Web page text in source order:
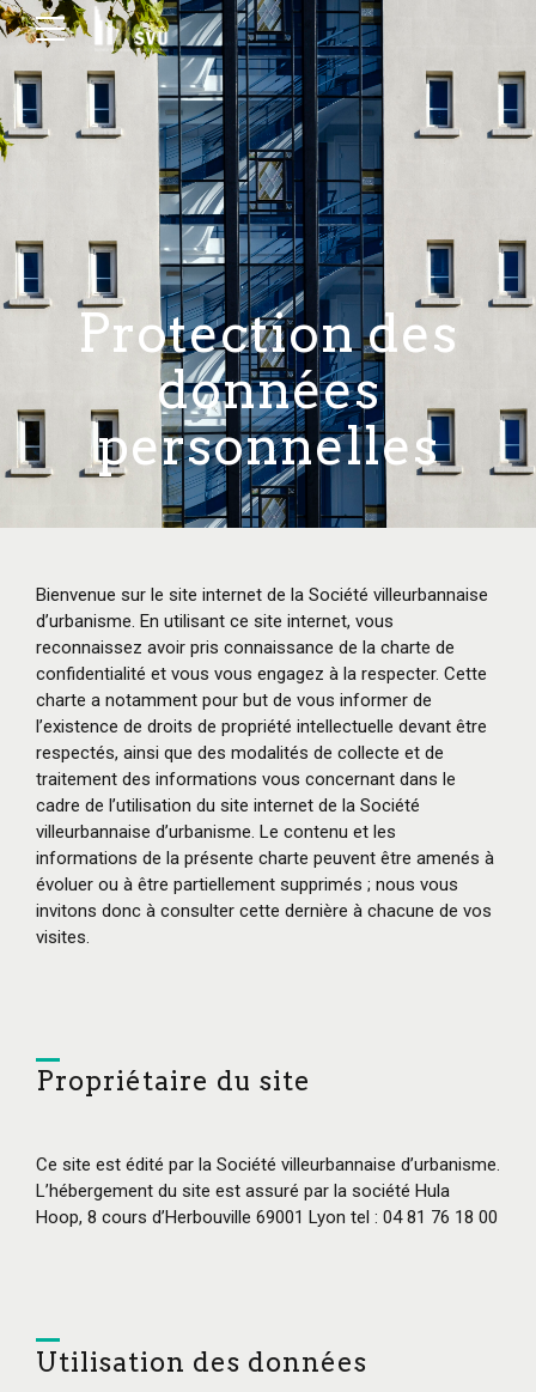
Protection des
données
personnelles
Bienvenue sur le site internet de la Société villeurbannaise
d’urbanisme. En utilisant ce site internet, vous
reconnaissez avoir pris connaissance de la charte de
confidentialité et vous vous engagez à la respecter. Cette
charte a notamment pour but de vous informer de
l’existence de droits de propriété intellectuelle devant être
respectés, ainsi que des modalités de collecte et de
traitement des informations vous concernant dans le
cadre de l’utilisation du site internet de la Société
villeurbannaise d’urbanisme. Le contenu et les
informations de la présente charte peuvent être amenés à
évoluer ou à être partiellement supprimés ; nous vous
invitons donc à consulter cette dernière à chacune de vos
visites.
Propriétaire du site
Ce site est édité par la Société villeurbannaise d’urbanisme.
L’hébergement du site est assuré par la société Hula
Hoop, 8 cours d’Herbouville 69001 Lyon tel : 04 81 76 18 00
Utilisation des données